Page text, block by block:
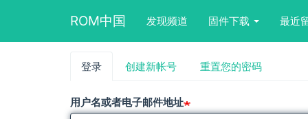
ROM中国
Main
navigation
发现频道 固件下载 最近
User
account
menu
Search
form
block
主
标
登录
标
签）
创建新帐号 重置您的密码
用户名或者电子邮件地址